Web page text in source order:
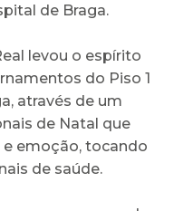
de Braga.
levou o espírito
do Piso 1
através de um
de Natal que
e emoção, tocando
de saúde.